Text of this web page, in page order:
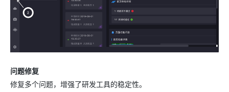
问题修复
修复多个问题，增强了研发工具的稳定性。